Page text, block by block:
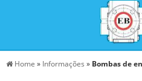
Home » Informações » Bombas de